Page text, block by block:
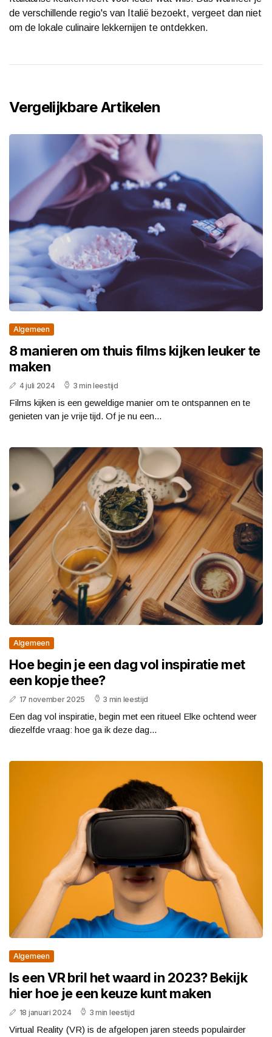
de verschillende regio's van Italië bezoekt, vergeet dan niet
om de lokale culinaire lekkernijen te ontdekken.
Vergelijkbare Artikelen
Algemeen
8 manieren om thuis films kijken leuker te
maken
4 juli 2024 3 min leestijd
Films kijken is een geweldige manier om te ontspannen en te
genieten van je vrije tijd. Of je nu een...
Algemeen
Hoe begin je een dag vol inspiratie met
een kopje thee?
17 november 2025 3 min leestijd
Een dag vol inspiratie, begin met een ritueel Elke ochtend weer
diezelfde vraag: hoe ga ik deze dag...
Algemeen
Is een VR bril het waard in 2023? Bekijk
hier hoe je een keuze kunt maken
18 januari 2024 3 min leestijd
Virtual Reality (VR) is de afgelopen jaren steeds populairder